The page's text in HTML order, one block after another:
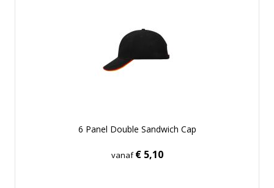
6 Panel Double Sandwich Cap
vanaf€ 5,10